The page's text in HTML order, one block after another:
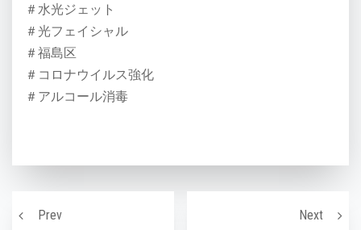
＃水光ジェット
＃光フェイシャル
＃福島区
＃コロナウイルス強化
＃アルコール消毒
Prev
おっぱいが垂れやすくなる習慣・行動〜 Nextお肌